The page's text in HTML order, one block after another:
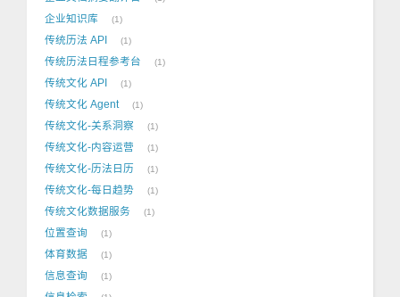
企业知识库 1
传统历法 API 1
传统历法日程参考台 1
传统文化 API 1
传统文化 Agent 1
传统文化-关系洞察 1
传统文化-内容运营 1
传统文化-历法日历 1
传统文化-每日趋势 1
传统文化数据服务 1
位置查询 1
体育数据 1
信息查询 1